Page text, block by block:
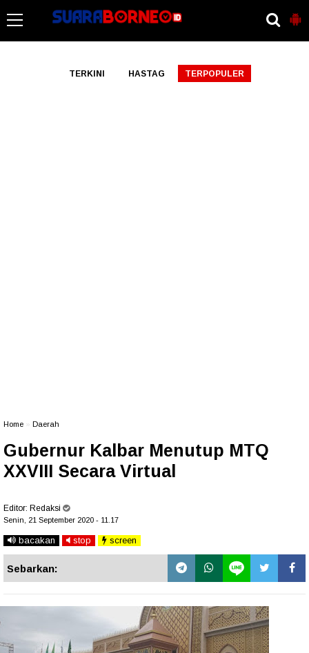
TERKINI HASTAG TERPOPULER
Home Daerah
Gubernur Kalbar Menutup MTQ
XXVIII Secara Virtual
Editor: Redaksi
Senin, 21 September 2020 - 11.17
bacakan stop screen
Sebarkan: